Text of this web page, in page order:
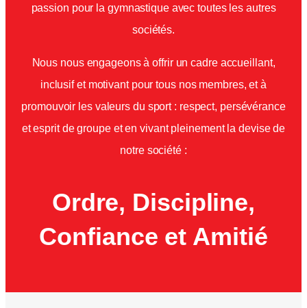
passion pour la gymnastique avec toutes les autres
sociétés.
Nous nous engageons à offrir un cadre accueillant,
inclusif et motivant pour tous nos membres, et à
promouvoir les valeurs du sport : respect, persévérance
et esprit de groupe et en vivant pleinement la devise de
notre société :
Ordre, Discipline,
Confiance et Amitié